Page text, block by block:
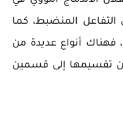
التفاعل المنضبط، كما
فهناك أنواع عديدة من
تقسيمها إلى قسمين